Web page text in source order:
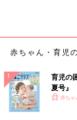
赤ちゃん・育児
育児の
夏号』
いっぱ
赤ちゃ